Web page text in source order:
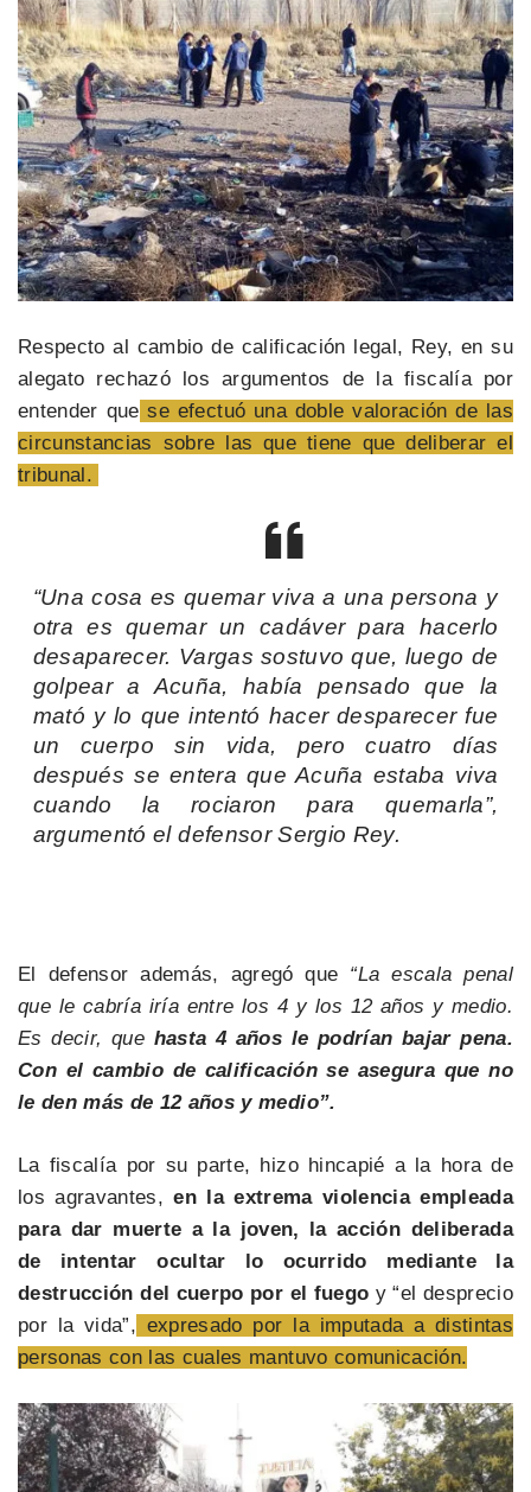
Respecto al cambio de calificación legal, Rey, en su
alegato rechazó los argumentos de la fiscalía por
entender que se efectuó una doble valoración de las
circunstancias sobre las que tiene que deliberar el
tribunal.
“Una cosa es quemar viva a una persona y
otra es quemar un cadáver para hacerlo
desaparecer. Vargas sostuvo que, luego de
golpear a Acuña, había pensado que la
mató y lo que intentó hacer desparecer fue
un cuerpo sin vida, pero cuatro días
después se entera que Acuña estaba viva
cuando la rociaron para quemarla”,
argumentó el defensor Sergio Rey.
El defensor además, agregó que “La escala penal
que le cabría iría entre los 4 y los 12 años y medio.
Es decir, quehasta 4 años le podrían bajar pena.
Con el cambio de calificación se asegura que no
le den más de 12 años y medio”.
La fiscalía por su parte, hizo hincapié a la hora de
los agravantes,en la extrema violencia empleada
para dar muerte a la joven, la acción deliberada
de intentar ocultar lo ocurrido mediante la
destrucción del cuerpo por el fuego y “el desprecio
por la vida”, expresado por la imputada a distintas
personas con las cuales mantuvo comunicación.